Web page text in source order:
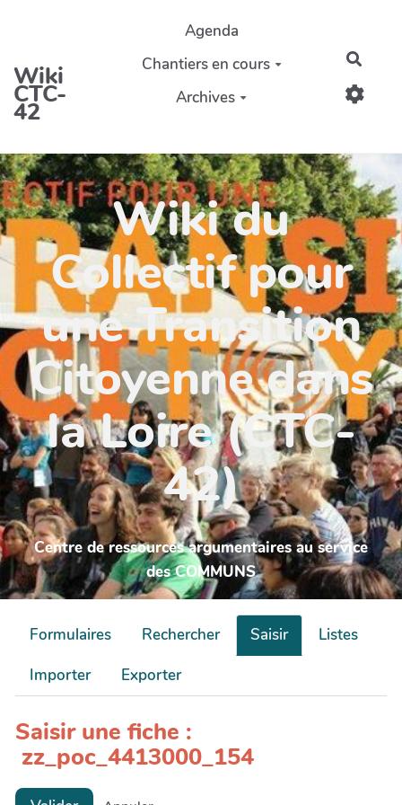
Aller au contenu principal
Wiki
CTC-
42
Agenda
Chantiers en cours
Archives
Wiki du
Collectif pour
une Transition
Citoyenne dans
la Loire (CTC-
42)
Centre de ressources argumentaires au service
des COMMUNS
Formulaires Rechercher Saisir
Listes
Importer
Exporter
Saisir une fiche :
zz_poc_4413000_154